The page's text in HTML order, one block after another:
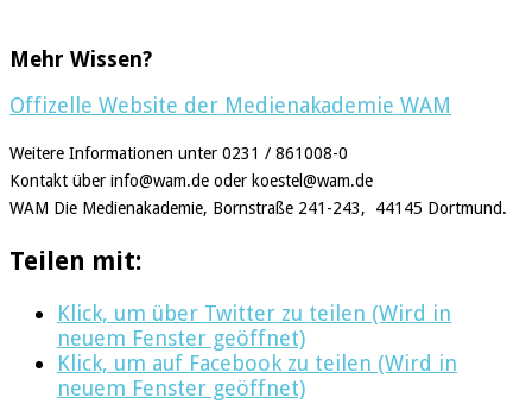
Mehr Wissen?
Offizelle Website der Medienakademie WAM
Weitere Informationen unter 0231 / 861008-0
Kontakt über info@wam.de oder koestel@wam.de
WAM Die Medienakademie, Bornstraße 241-243, 44145 Dortmund.
Teilen mit:
Klick, um über Twitter zu teilen (Wird in
neuem Fenster geöffnet)
Klick, um auf Facebook zu teilen (Wird in
neuem Fenster geöffnet)